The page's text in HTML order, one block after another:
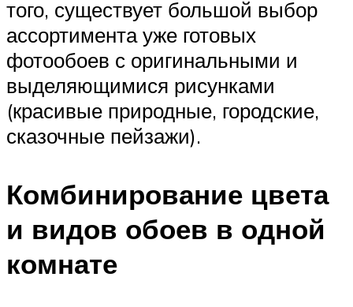
того, существует большой выбор
ассортимента уже готовых
фотообоев с оригинальными и
выделяющимися рисунками
(красивые природные, городские,
сказочные пейзажи).
Комбинирование цвета
и видов обоев в одной
комнате